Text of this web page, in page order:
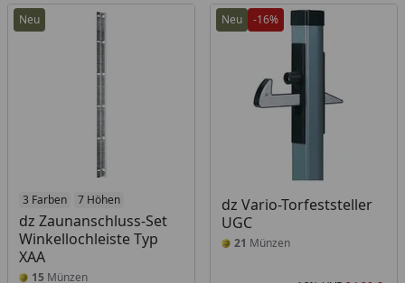
Neu
3 Farben 7 Höhen
dz Zaunanschluss-Set
Winkellochleiste Typ
XAA
15 Münzen
Neu -16%
dz Vario-Torfeststeller
UGC
21 Münzen